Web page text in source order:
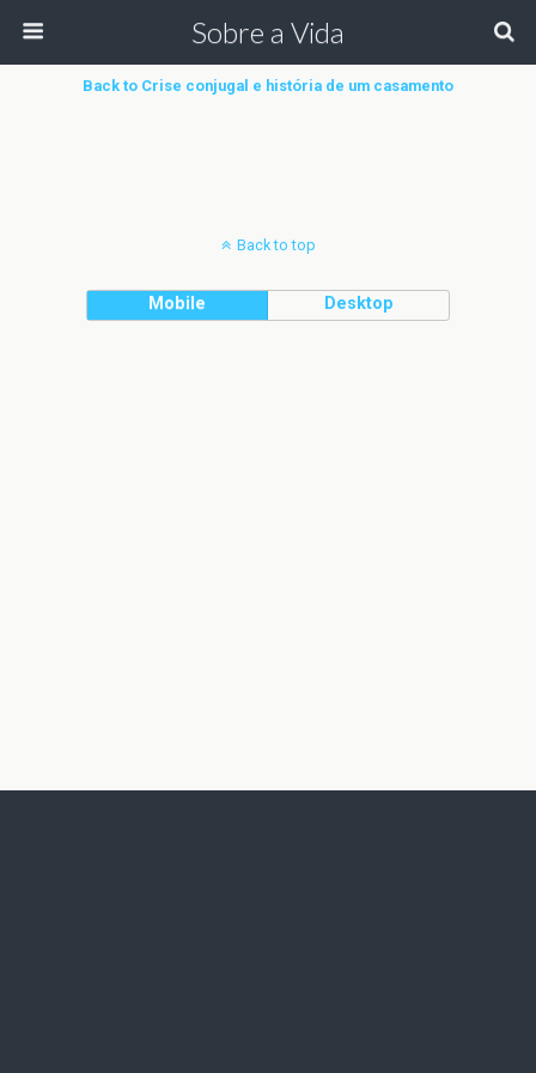
Sobre a Vida
Back to Crise conjugal e história de um casamento
Back to top
Mobile Desktop